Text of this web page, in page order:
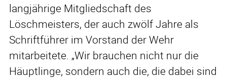
langjährige Mitgliedschaft des
Löschmeisters, der auch zwölf Jahre als
Schriftführer im Vorstand der Wehr
mitarbeitete. „Wir brauchen nicht nur die
Häuptlinge, sondern auch die, die dabei sind